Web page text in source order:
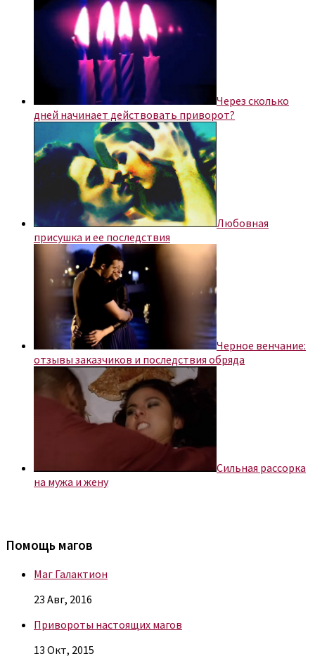
Через сколько
дней начинает действовать приворот?
Любовная
присушка и ее последствия
Черное венчание:
отзывы заказчиков и последствия обряда
Сильная рассорка
на мужа и жену
Помощь магов
Маг Галактион
23 Авг, 2016
Привороты настоящих магов
13 Окт, 2015